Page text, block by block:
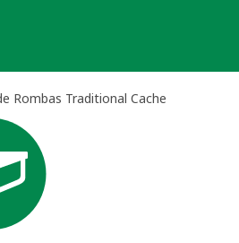
Rombas Traditional Cache